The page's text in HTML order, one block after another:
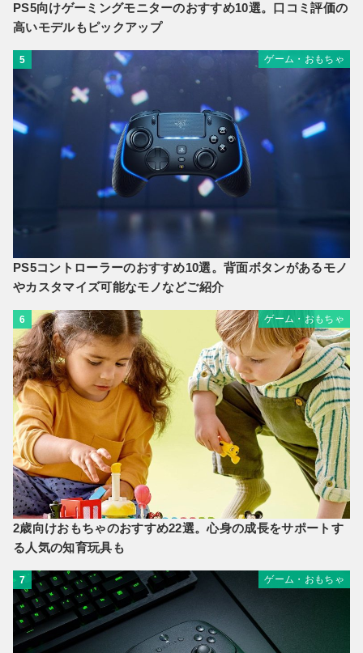
PS5向けゲーミングモニターのおすすめ10選。口コミ評価の
高いモデルもピックアップ
5 ゲーム・おもちゃ
PS5コントローラーのおすすめ10選。背面ボタンがあるモノ
やカスタマイズ可能なモノなどご紹介
6 ゲーム・おもちゃ
2歳向けおもちゃのおすすめ22選。心身の成長をサポートす
る人気の知育玩具も
7 ゲーム・おもちゃ